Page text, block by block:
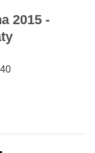
2015 -